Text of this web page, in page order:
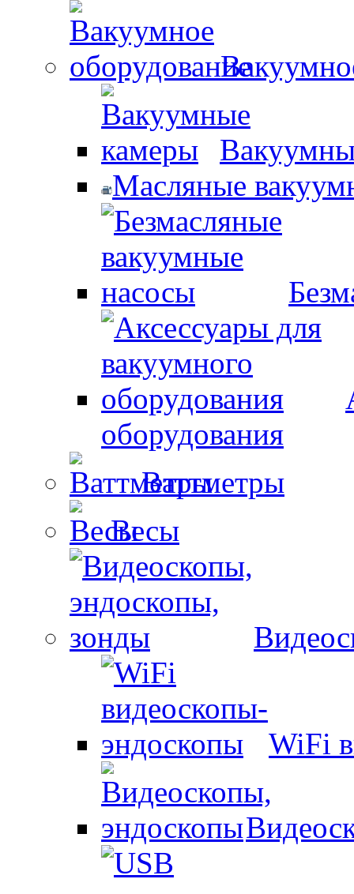
Масляные
оборудования
Ваттметры
Весы
WiFi